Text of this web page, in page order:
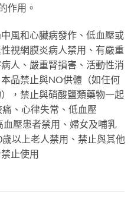
作用。
風和心臟病發作、低血壓或
視網膜炎病人禁用、有嚴重
人、嚴重腎損害、活動性消
品禁止與NO供體（如任何
，禁止與硝酸鹽類藥物一起
、心律失常、低血壓
血壓患者禁用、婦女及哺乳
以上老人禁用、禁止與其他
止使用